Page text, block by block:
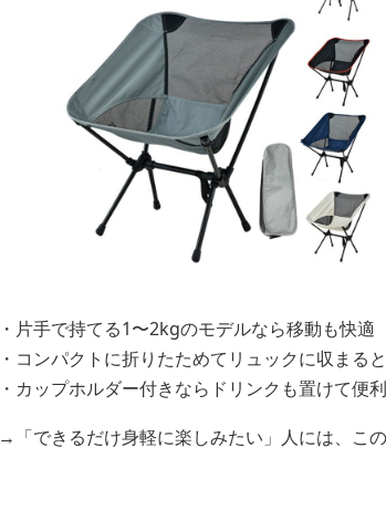
・片手で持てる1〜2kgのモデルなら移動も快適
・コンパクトに折りたためてリュックに収まる
・カップホルダー付きならドリンクも置けて便利
→「できるだけ身軽に楽しみたい」人には、こ